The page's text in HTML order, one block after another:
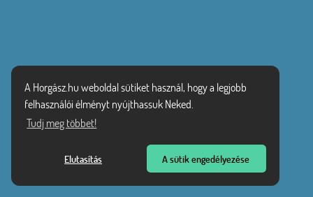
A Horgász.hu weboldal sütiket használ, hogy a legjobb
felhasználói élményt nyújthassuk Neked.
Tudj meg többet!
Elutasítás A sütik engedélyezése